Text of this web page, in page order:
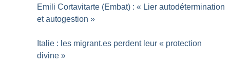
Emili Cortavitarte (Embat) : « Lier autodétermination
et autogestion »
Italie : les migrant.es perdent leur « protection
divine »